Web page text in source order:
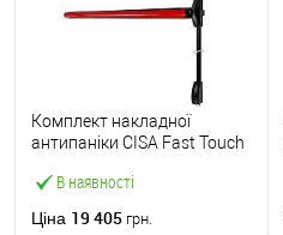
В наявності
Комплект накладної
антипаніки CISA Fast Touch
точковий вверх-вниз
Ціна 19 405 грн.